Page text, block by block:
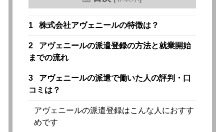
1 株式会社アヴェニールの特徴は？
2
アヴェニールの派遣登録の方法と就業開始
までの流れ
3
アヴェニールの派遣で働いた人の評判・口
コミは？
アヴェニールの派遣登録はこんな人におすす
めです